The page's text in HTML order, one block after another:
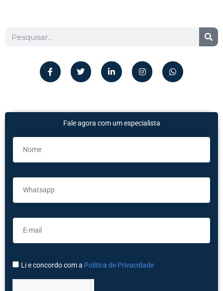
Fale agora com um especialista
Li e concordo com a Política de Privacidade